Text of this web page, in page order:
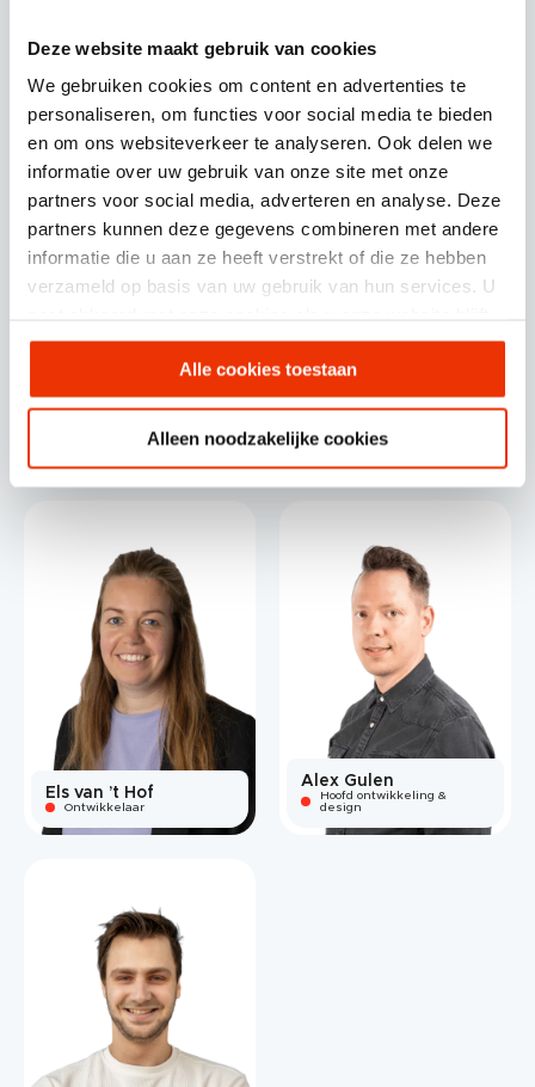
Deze website maakt gebruik van cookies
We gebruiken cookies om content en advertenties te
personaliseren, om functies voor social media te bieden
en om ons websiteverkeer te analyseren. Ook delen we
informatie over uw gebruik van onze site met onze
partners voor social media, adverteren en analyse. Deze
partners kunnen deze gegevens combineren met andere
informatie die u aan ze heeft verstrekt of die ze hebben
verzameld op basis van uw gebruik van hun services. U
gebruiken.
Alle cookies toestaan
Alleen noodzakelijke cookies
Maarten Bronswijk
Projectmanager
Robbin van Tankeren
Ontwikkelaar
Nils van Breen
UX & UI Designer
Joey de Kruis
Ontwikkelaar
Els van ’t Hof
Ontwikkelaar
Alex Gulen
Hoofd ontwikkeling &
design